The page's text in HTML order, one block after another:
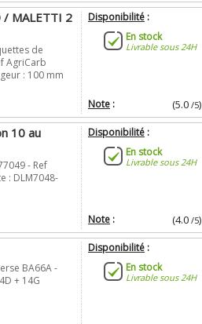
(1)
430 (1)
600
/ MALETTI 2
de
AgriCarb
: 100 mm
Disponibilité :
En stock
Livrable sous 24H
Note : (5.0 /5)
10 au
- Ref
: DLM7048-
Disponibilité :
En stock
Livrable sous 24H
Note : (4.0 /5)
BA66A -
+ 14G
Disponibilité :
En stock
Livrable sous 24H